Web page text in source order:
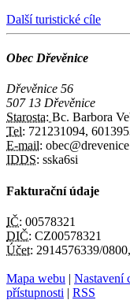
Další turistické cíle
Obec Dřevěnice
Dřevěnice 56
507 13 Dřevěnice
Starosta: Bc. Barbora
Tel: 721231094,
E-mail:
IDDS: sska6si
Fakturační údaje
IČ: 00578321
DIČ: CZ00578321
Účet: 2914576339/
Mapa webu | Nastavení
přístupnosti | RSS